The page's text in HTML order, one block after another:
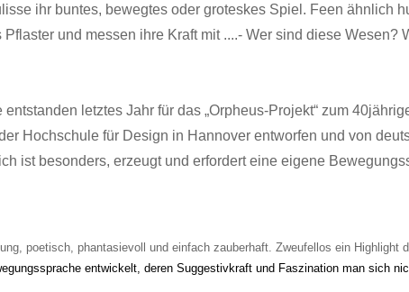
ihr buntes, bewegtes oder groteskes Spiel. Feen ähnlich
und messen ihre Kraft mit ....- Wer sind diese Wesen?
letztes Jahr für das „Orpheus-Projekt“ zum
Hochschule für Design in Hannover entworfen und von
ist besonders, erzeugt und erfordert eine eigene
poetisch, phantasievoll und einfach zauberhaft. Zweufellos ein Highlight
entwickelt, deren Suggestivkraft und Faszination man sich